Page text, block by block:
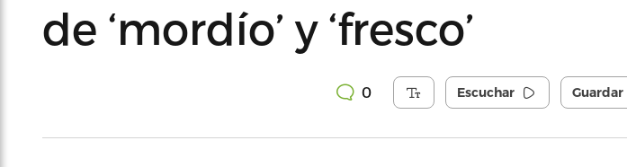
de ‘mordío’ y ‘fresco’
0 Escuchar Guardar